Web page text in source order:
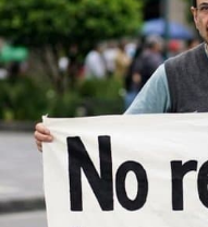
🇦🇷 Argentina
clásico
La otra semifinal
Argentina e
historia futbolística.